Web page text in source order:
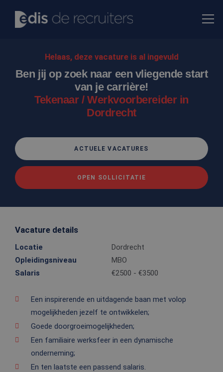
Helaas, deze vacature is al ingevuld
Ben jij op zoek naar een vliegende start
van je carrière!
Tekenaar / Werkvoorbereider in
Dordrecht
ACTUELE VACATURES
OPEN SOLLICITATIE
Vacature details
Locatie
Dordrecht
Opleidingsniveau
MBO
Salaris
€2500 - €3500
Een inspirerende en uitdagende baan met volop
mogelijkheden jezelf te ontwikkelen;
Goede doorgroeimogelijkheden;
Een familiaire werksfeer in een dynamische
onderneming;
En ten laatste een passend salaris.